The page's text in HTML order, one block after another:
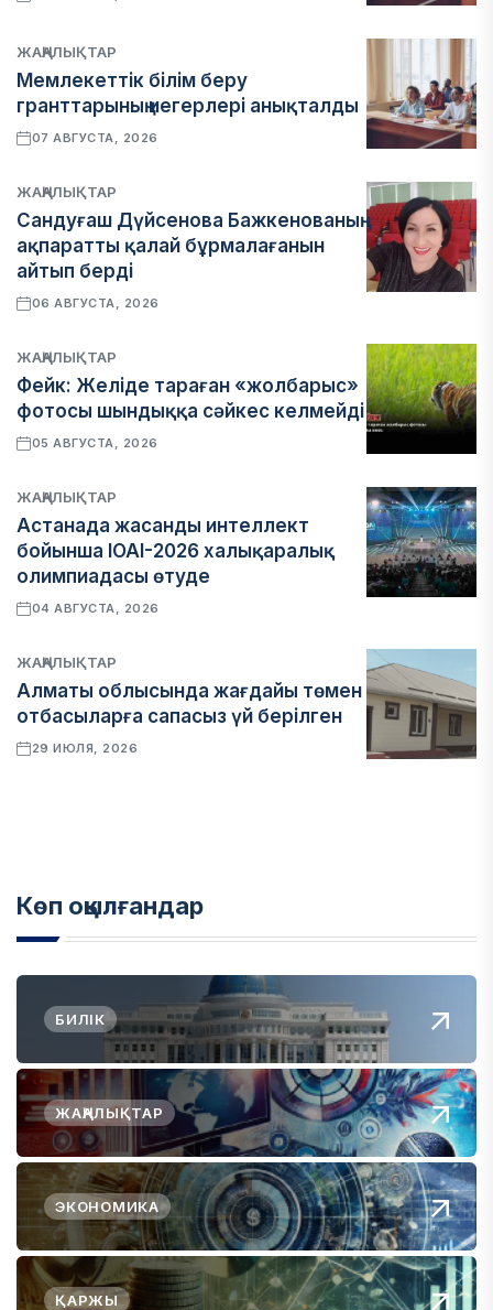
ЖАҢАЛЫҚТАР
Мемлекеттік білім беру
гранттарының иегерлері анықталды
07 АВГУСТА, 2026
ЖАҢАЛЫҚТАР
Сандуғаш Дүйсенова Бажкенованың
ақпаратты қалай бұрмалағанын
айтып берді
06 АВГУСТА, 2026
ЖАҢАЛЫҚТАР
Фейк: Желіде тараған «жолбарыс»
фотосы шындыққа сәйкес келмейді
05 АВГУСТА, 2026
ЖАҢАЛЫҚТАР
Астанада жасанды интеллект
бойынша IOAI-2026 халықаралық
олимпиадасы өтуде
04 АВГУСТА, 2026
ЖАҢАЛЫҚТАР
Алматы облысында жағдайы төмен
отбасыларға сапасыз үй берілген
29 ИЮЛЯ, 2026
Көп оқылғандар
БИЛІК
ЖАҢАЛЫҚТАР
ЭКОНОМИКА
ҚАРЖЫ